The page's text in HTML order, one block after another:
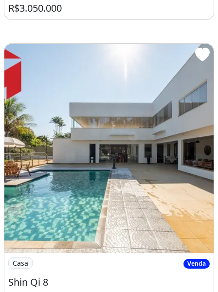
R$3.050.000
Imagem: Shin Qi 8
Casa Venda
Shin Qi 8